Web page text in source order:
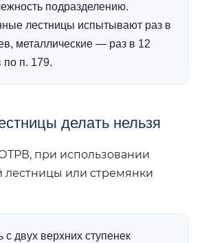
подразделению.
лестницы испытывают раз в
металлические — раз в 12
по п. 179.
делать нельзя
при использовании
лестницы или стремянки
с двух верхних ступенек